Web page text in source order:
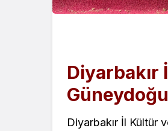
Diyarbakır İl Kültür